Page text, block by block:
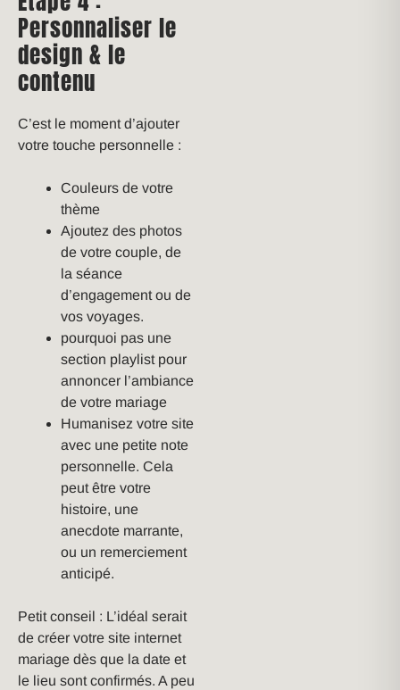
Personnaliser le
design & le
contenu
C’est le moment d’ajouter
votre touche personnelle :
Couleurs de votre
thème
Ajoutez des photos
de votre couple, de
la séance
d’engagement ou de
vos voyages.
pourquoi pas une
section playlist pour
annoncer l’ambiance
de votre mariage
Humanisez votre site
avec une petite note
personnelle. Cela
peut être votre
histoire, une
anecdote marrante,
ou un remerciement
anticipé.
Petit conseil : L’idéal serait
de créer votre site internet
mariage dès que la date et
le lieu sont confirmés. A peu